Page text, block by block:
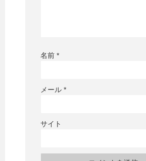
名前 *
メール *
サイト